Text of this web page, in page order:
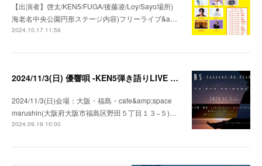
【出演者】啓太/KEN5/FUGA/後藤凌/Loy/Sayo場所)
海老名中央公園円形ステージ内容)フリーライブ&a…
2024.10.17 11:56
2024/11/3(日) 優響唄 -KEN5弾き語りLIVE in 大阪-
2024/11/3(日)会場：大阪・福島・cafe&amp;space
marushin(大阪府大阪市福島区野田５丁目１３−５)…
2024.09.19 10:00